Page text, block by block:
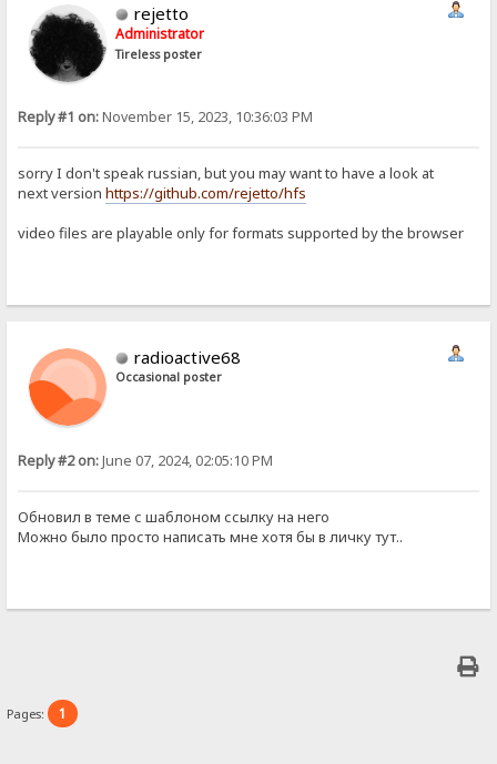
rejetto
Administrator
Tireless poster
Reply #1 on:November 15, 2023, 10:36:03 PM
sorry I don't speak russian, but you may want to have a look at
next versionhttps://github.com/rejetto/hfs
video files are playable only for formats supported by the browser
radioactive68
Occasional poster
Reply #2 on:June 07, 2024, 02:05:10 PM
Обновил в теме с шаблоном ссылку на него
Можно было просто написать мне хотя бы в личку тут..
Pages: 1